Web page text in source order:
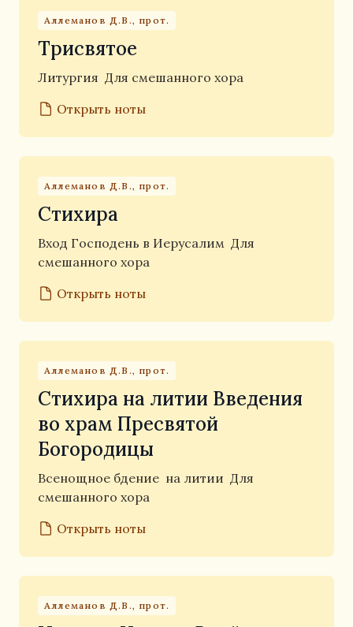
Аллеманов Д.В., прот.
Трисвятое
Литургия Для смешанного хора
Открыть ноты
Аллеманов Д.В., прот.
Стихира
Вход Господень в Иерусалим Для
смешанного хора
Открыть ноты
Аллеманов Д.В., прот.
Стихира на литии Введения
во храм Пресвятой
Богородицы
Всенощное бдение на литии Для
смешанного хора
Открыть ноты
Аллеманов Д.В., прот.